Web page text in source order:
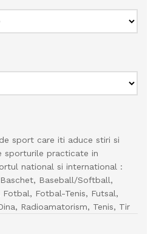
sport care iti aduce stiri si
practicate in
national si international :
Baseball/Softball,
Fotbal, Fotbal-Tenis, Futsal,
Radioamatorism, Tenis, Tir